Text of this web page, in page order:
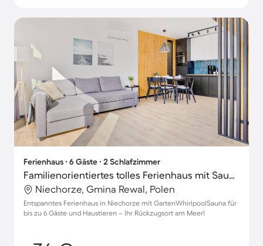
Ferienhaus ∙ 6 Gäste ∙ 2 Schlafzimmer
Familienorientiertes tolles Ferienhaus mit Sauna, Whirlpool und Terrasse | Strand in der Nähe | Haustiere erlaubt
Niechorze, Gmina Rewal, Polen
Entspanntes Ferienhaus in Niechorze mit GartenWhirlpoolSauna für
bis zu 6 Gäste und Haustieren – Ihr Rückzugsort am Meer!